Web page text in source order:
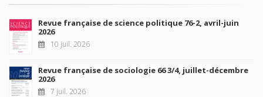
Revue française de science politique 76-2, avril-juin
2026
10 juil. 2026
Revue française de sociologie 66 3/4, juillet-décembre
2026
7 juil. 2026